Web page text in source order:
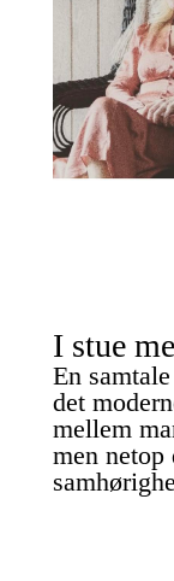
I stue
En
det
mellem
men netop